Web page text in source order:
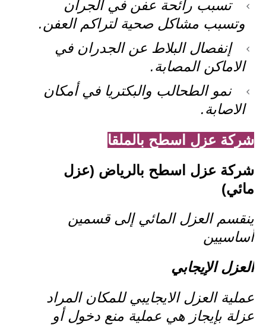
تسبب رائحة عفن في الجران
وتسبب مشاكل صحية لتراكم العفن.
إنفصال البلاط عن الجدران في
الاماكن المصابة.
نمو الطحالب والبكتريا في أمكان
الاصابة.
شركة عزل اسطح بالملقا
شركة عزل اسطح بالرياض (عزل
مائي)
ينقسم العزل المائي إلى قسمين
أساسيين
العزل الإيجابي
عملية العزل الايجايبي للمكان المراد
عزلة بإيجاز هي عملية منع دخول أو